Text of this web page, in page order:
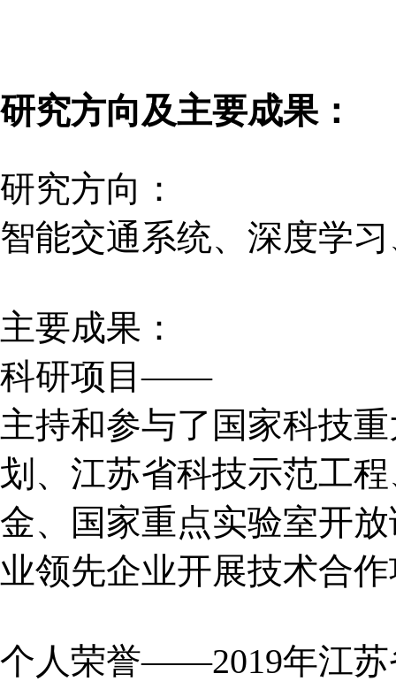
研究方向及主要成果：
研究方向：
智能交通系统、深度学
主要成果：
科研项目——
主持和参与了国家科技
划 、 江苏省科技示范工
金、国家重点实验室开
业领先企业开展技术合
个人荣誉——2019年江